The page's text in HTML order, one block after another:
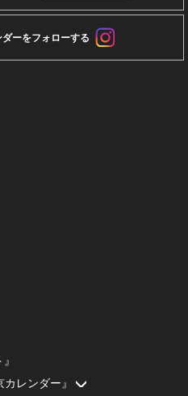
ーをフォローする
レンダー』